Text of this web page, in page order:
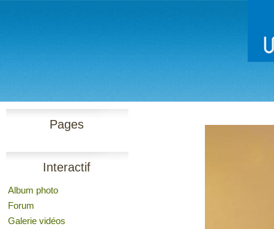
Pages
Interactif
Album photo
Forum
Galerie vidéos